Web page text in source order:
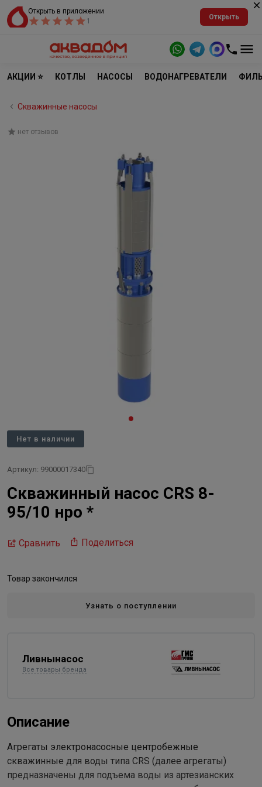
Открыть в приложении
1
Открыть
АКЦИИ ⭐ КОТЛЫ НАСОСЫ ВОДОНАГРЕВАТЕЛИ
Скважинные насосы
нет отзывов
Нет в наличии
Артикул: 99000017340
Скважинный насос CRS 8-
95/10 нро *
Сравнить Поделиться
Товар закончился
Узнать о поступлении
Ливнынасос
Все товары бренда
Описание
Агрегаты электронасосные центробежные
скважинные для воды типа CRS (далее агрегаты)
предназначены для подъема воды из артезианских